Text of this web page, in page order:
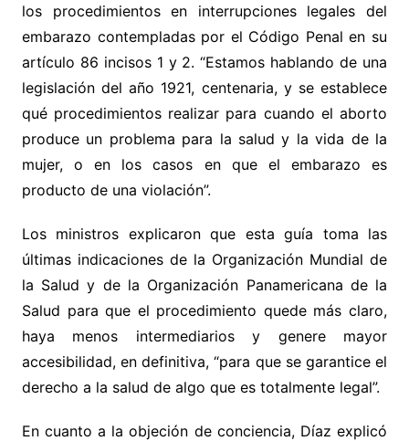
los procedimientos en interrupciones legales del
embarazo contempladas por el Código Penal en su
artículo 86 incisos 1 y 2. “Estamos hablando de una
legislación del año 1921, centenaria, y se establece
qué procedimientos realizar para cuando el aborto
produce un problema para la salud y la vida de la
mujer, o en los casos en que el embarazo es
producto de una violación”.
Los ministros explicaron que esta guía toma las
últimas indicaciones de la Organización Mundial de
la Salud y de la Organización Panamericana de la
Salud para que el procedimiento quede más claro,
haya menos intermediarios y genere mayor
accesibilidad, en definitiva, “para que se garantice el
derecho a la salud de algo que es totalmente legal”.
En cuanto a la objeción de conciencia, Díaz explicó